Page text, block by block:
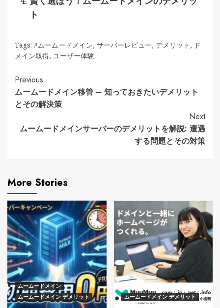
ト
Tags: #ムームードメイン, サーバーレビュー, デメリット , ド
メイン取得, ユーザー体験
Continue
Reading
Previous
ムームードメイン移管 – 知っておきたいデメリット
とその解決策
Next
ムームードメインサーバーのデメリットを解説: 遭遇
する問題とその対策
More Stories
ムームードメイン
ムームードメイン デメリット
ムームードメイン デメリット